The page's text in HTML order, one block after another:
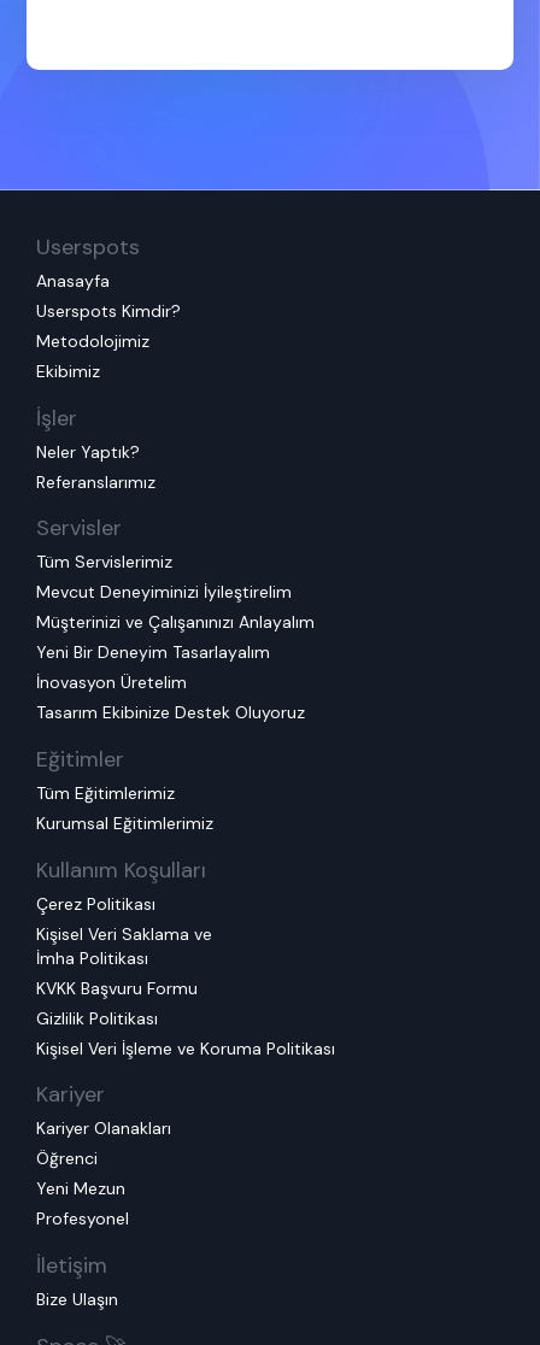
Userspots
Anasayfa
Userspots Kimdir?
Metodolojimiz
Ekibimiz
İşler
Neler Yaptık?
Referanslarımız
Servisler
Tüm Servislerimiz
Mevcut Deneyiminizi İyileştirelim
Müşterinizi ve Çalışanınızı Anlayalım
Yeni Bir Deneyim Tasarlayalım
İnovasyon Üretelim
Tasarım Ekibinize Destek Oluyoruz
Eğitimler
Tüm Eğitimlerimiz
Kurumsal Eğitimlerimiz
Kullanım Koşulları
Çerez Politikası
Kişisel Veri Saklama ve
İmha Politikası
KVKK Başvuru Formu
Gizlilik Politikası
Kişisel Veri İşleme ve Koruma Politikası
Kariyer
Kariyer Olanakları
Öğrenci
Yeni Mezun
Profesyonel
İletişim
Bize Ulaşın